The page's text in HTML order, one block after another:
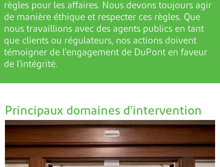
règles pour les affaires. Nous devons toujours agir
de manière éthique et respecter ces règles. Que
nous travaillions avec des agents publics en tant
que clients ou régulateurs, nos actions doivent
témoigner de l'engagement de DuPont en faveur
de l'intégrité.
Principaux domaines d'intervention